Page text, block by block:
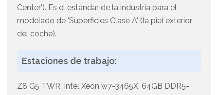
Center'). Es el estándar de la industria para el
modelado de 'Superficies Clase A' (la piel exterior
del coche).
Estaciones de trabajo:
Z8 G5 TWR: Intel Xeon w7-3465X, 64GB DDR5-